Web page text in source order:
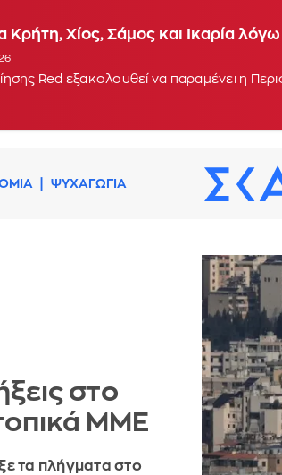
Κρήτη, Χίος, Σάμος και Ικαρία
Red εξακολουθεί να παραμένει η
ΨΥΧΑΓΩΓΙΑ
στο
ΜΜΕ
τα πλήγματα στο